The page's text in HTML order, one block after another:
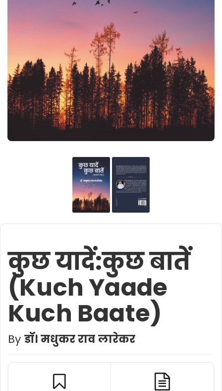
कुछ यादें:कुछ बातें
(Kuch Yaade
Kuch Baate)
By डॉ। मधुकर राव लारेकर